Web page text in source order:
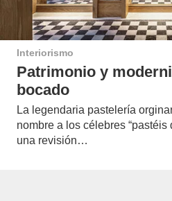
Interiorismo
Patrimonio y
bocado
La legendaria pastelería
nombre a los célebres “pastéis
una revisión…